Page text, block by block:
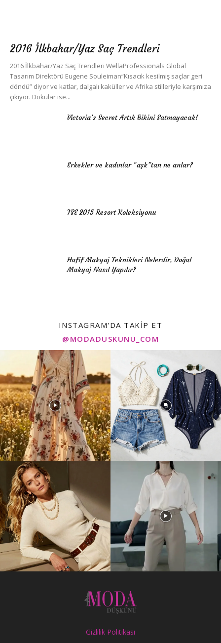
2016 İlkbahar/Yaz Saç Trendleri
2016 İlkbahar/Yaz Saç Trendleri WellaProfessionals Global
Tasarım Direktörü Eugene Souleiman“Kısacık kesilmiş saçlar geri
döndü” diyor ve katlar, dalgalı kaküller ve Afrika stilleriyle karşımıza
çıkıyor. Dokular ise...
Victoria’s Secret Artık Bikini Satmayacak!
Erkekler ve kadınlar “aşk”tan ne anlar?
TSE 2015 Resort Koleksiyonu
Hafif Makyaj Teknikleri Nelerdir, Doğal
Makyaj Nasıl Yapılır?
INSTAGRAM'DA TAKIP ET
@MODADUSKUNU_COM
Gizlilik Politikası